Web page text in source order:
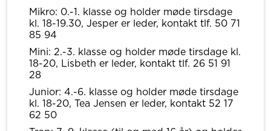
Mikro: 0.-1. klasse og holder møde tirsdage
kl. 18-19.30, Jesper er leder, kontakt tlf. 50 71
85 94
Mini: 2.-3. klasse og holder møde tirsdage kl.
18-20, Lisbeth er leder, kontakt tlf. 26 51 91
28
Junior: 4.-6. klasse og holder møde tirsdage
kl. 18-20, Tea Jensen er leder, kontakt 52 17
62 50